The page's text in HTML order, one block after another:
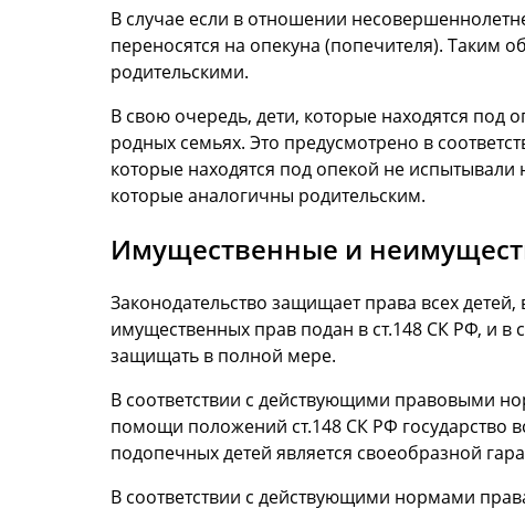
В случае если в отношении
переносятся на опекуна (попечителя). Таким
родительскими.
В свою очередь, дети, которые находятся под
родных семьях. Это предусмотрено в
которые находятся под опекой не
которые аналогичны родительским.
Имущественные и
Законодательство защищает права всех
имущественных прав подан в ст.148 СК РФ, и в
защищать в полной мере.
В соответствии с действующими правовыми
помощи положений ст.148 СК РФ государство
подопечных детей является своеобразной
В соответствии с действующими нормами